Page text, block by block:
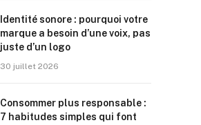
Identité sonore : pourquoi votre
marque a besoin d’une voix, pas
juste d’un logo
30 juillet 2026
Consommer plus responsable :
7 habitudes simples qui font